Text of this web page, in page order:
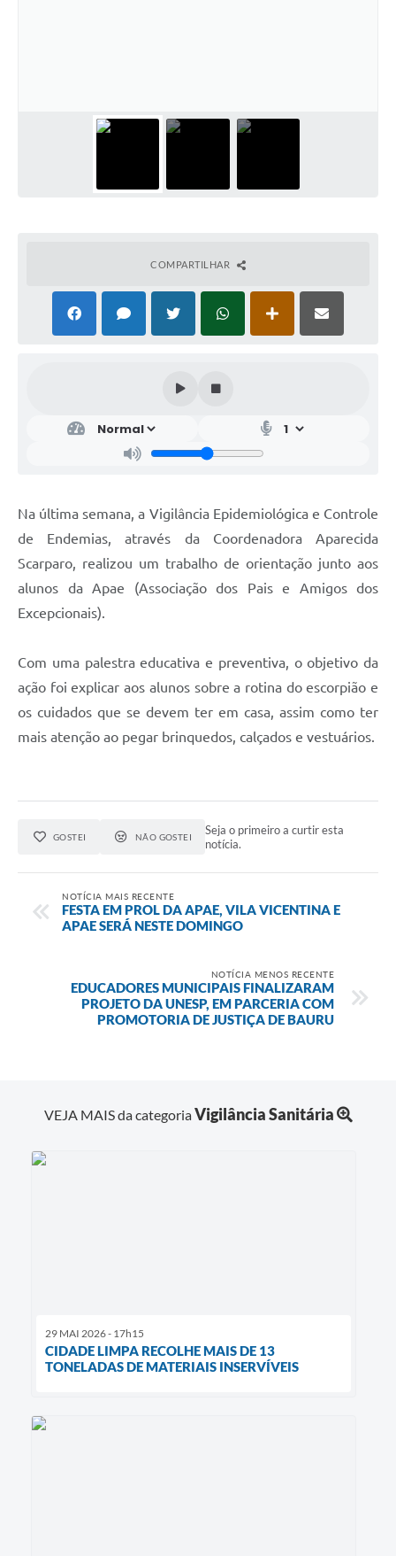
COMPARTILHAR
Na última semana, a Vigilância Epidemiológica e Controle
de Endemias, através da Coordenadora Aparecida
Scarparo, realizou um trabalho de orientação junto aos
alunos da Apae (Associação dos Pais e Amigos dos
Excepcionais).
Com uma palestra educativa e preventiva, o objetivo da
ação foi explicar aos alunos sobre a rotina do escorpião e
os cuidados que se devem ter em casa, assim como ter
mais atenção ao pegar brinquedos, calçados e vestuários.
GOSTEI NÃO GOSTEI
Seja o primeiro a curtir esta
notícia.
NOTÍCIA MAIS RECENTE
FESTA EM PROL DA APAE, VILA VICENTINA E
APAE SERÁ NESTE DOMINGO
NOTÍCIA MENOS RECENTE
EDUCADORES MUNICIPAIS FINALIZARAM
PROJETO DA UNESP, EM PARCERIA COM
PROMOTORIA DE JUSTIÇA DE BAURU
VEJA MAIS da categoriaVigilância Sanitária
29 MAI 2026 - 17h15
CIDADE LIMPA RECOLHE MAIS DE 13
TONELADAS DE MATERIAIS INSERVÍVEIS